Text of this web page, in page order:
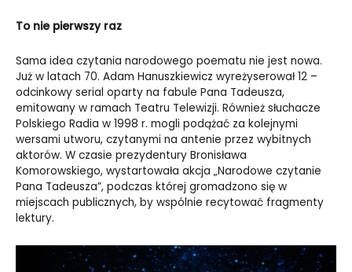
To nie pierwszy raz
Sama idea czytania narodowego poematu nie jest nowa.
Już w latach 70. Adam Hanuszkiewicz wyreżyserował 12 –
odcinkowy serial oparty na fabule Pana Tadeusza,
emitowany w ramach Teatru Telewizji. Również słuchacze
Polskiego Radia w 1998 r. mogli podążać za kolejnymi
wersami utworu, czytanymi na antenie przez wybitnych
aktorów. W czasie prezydentury Bronisława
Komorowskiego, wystartowała akcja „Narodowe czytanie
Pana Tadeusza”, podczas której gromadzono się w
miejscach publicznych, by wspólnie recytować fragmenty
lektury.